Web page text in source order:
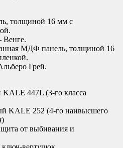
толщиной 16 мм с
Венге.
МДФ панель, толщиной 16
Грей.
447L (3-го класса
KALE 252 (4-го наивысшего
от выбивания и